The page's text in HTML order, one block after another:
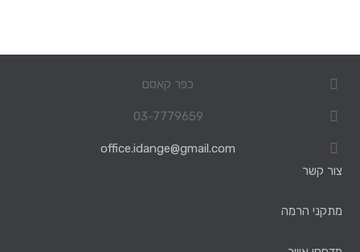
כפר קאסם
03-7779659
office.idange@gmail.com
צור קשר
מתקני הרמה